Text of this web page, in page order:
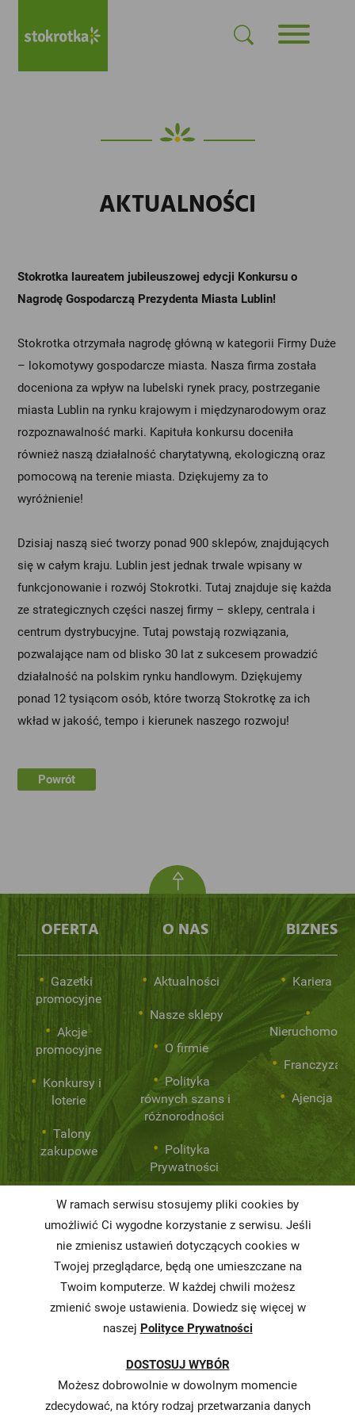
AKTUALNOŚCI
Stokrotka laureatem jubileuszowej edycji Konkursu o
Nagrodę Gospodarczą Prezydenta Miasta Lublin!
Stokrotka otrzymała nagrodę główną w kategorii Firmy Duże
– lokomotywy gospodarcze miasta. Nasza firma została
doceniona za wpływ na lubelski rynek pracy, postrzeganie
miasta Lublin na rynku krajowym i międzynarodowym oraz
rozpoznawalność marki. Kapituła konkursu doceniła
również naszą działalność charytatywną, ekologiczną oraz
pomocową na terenie miasta. Dziękujemy za to
wyróżnienie!
Dzisiaj naszą sieć tworzy ponad 900 sklepów, znajdujących
się w całym kraju. Lublin jest jednak trwale wpisany w
funkcjonowanie i rozwój Stokrotki. Tutaj znajduje się każda
ze strategicznych części naszej firmy – sklepy, centrala i
centrum dystrybucyjne. Tutaj powstają rozwiązania,
pozwalające nam od blisko 30 lat z sukcesem prowadzić
działalność na polskim rynku handlowym. Dziękujemy
ponad 12 tysiącom osób, które tworzą Stokrotkę za ich
wkład w jakość, tempo i kierunek naszego rozwoju!
Powrót
OFERTA
Gazetki
promocyjne
Akcje
promocyjne
Konkursy i
loterie
Talony
zakupowe
O NAS
Aktualności
Nasze sklepy
O firmie
Polityka
równych szans i
różnorodności
Polityka
Prywatności
Niemarnowanie
żywności
Informacja o
realizowanej
strategii
podatkowej
charakterystyki
Butelkomaty
BIZNES
Kariera
Nieruchomości
Franczyza
Ajencja
W ramach serwisu stosujemy pliki cookies by
umożliwić Ci wygodne korzystanie z serwisu. Jeśli
nie zmienisz ustawień dotyczących cookies w
Twojej przeglądarce, będą one umieszczane na
Twoim komputerze. W każdej chwili możesz
zmienić swoje ustawienia. Dowiedz się więcej w
naszej Polityce Prywatności
DOSTOSUJ WYBÓR
Możesz dobrowolnie w dowolnym momencie
zdecydować, na który rodzaj przetwarzania danych